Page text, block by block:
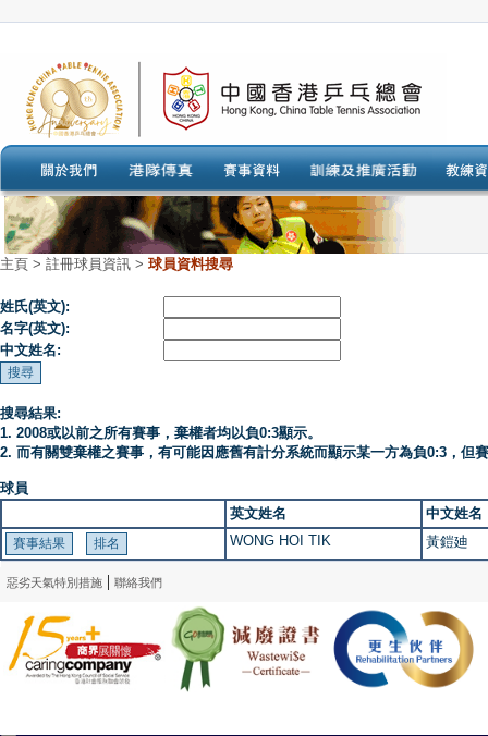
主頁 > 註冊球員資訊 > 球員資料搜尋
姓氏(英文):
名字(英文):
中文姓名:
搜尋結果:
1. 2008或以前之所有賽事，棄權者均以負0:3顯示。
2. 而有關雙棄權之賽事，有可能因應舊有計分系統而顯示某一方為負0:3，但
球員
英文姓名
中文姓名
WONG HOI TIK
黃鎧廸